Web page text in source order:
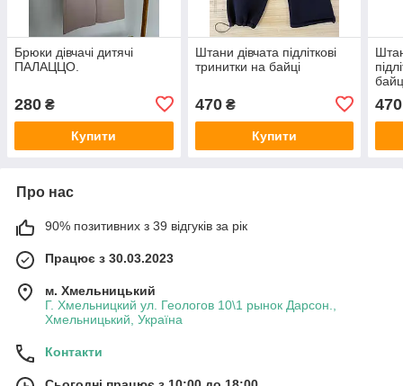
Брюки дівчачі дитячі
ПАЛАЦЦО.
280 ₴
Купити
Штани дівчата підліткові
тринитки на байці
470₴
Купити
470
Про нас
90% позитивних з 39 відгуків за рік
Працює з 30.03.2023
м. Хмельницький
Г. Хмельницкий ул. Геологов 10\1 рынок Дарсон.,
Хмельницький, Україна
Контакти